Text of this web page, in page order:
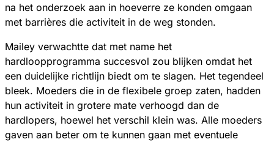
na het onderzoek aan in hoeverre ze konden omgaan
met barrières die activiteit in de weg stonden.
Mailey verwachtte dat met name het
hardloopprogramma succesvol zou blijken omdat het
een duidelijke richtlijn biedt om te slagen. Het tegendeel
bleek. Moeders die in de flexibele groep zaten, hadden
hun activiteit in grotere mate verhoogd dan de
hardlopers, hoewel het verschil klein was. Alle moeders
gaven aan beter om te kunnen gaan met eventuele